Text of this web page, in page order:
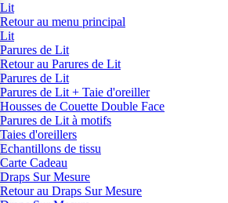
Lit
Retour au menu principal
Lit
Parures de Lit
Retour au Parures de Lit
Parures de Lit
Parures de Lit + Taie d'oreiller
Housses de Couette Double Face
Parures de Lit à motifs
Taies d'oreillers
Echantillons de tissu
Carte Cadeau
Draps Sur Mesure
Retour au Draps Sur Mesure